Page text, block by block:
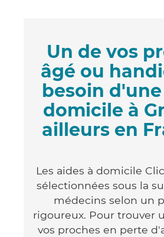
Un de vos
âgé ou
besoin
domicile à
ailleurs en
Les aides à domicile
sélectionnées sous la
médecins selon un
rigoureux. Pour trouver
vos proches en perte